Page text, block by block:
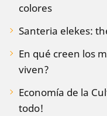
colores
Santeria elekes:
En qué creen los
viven?
Economía de la
todo!